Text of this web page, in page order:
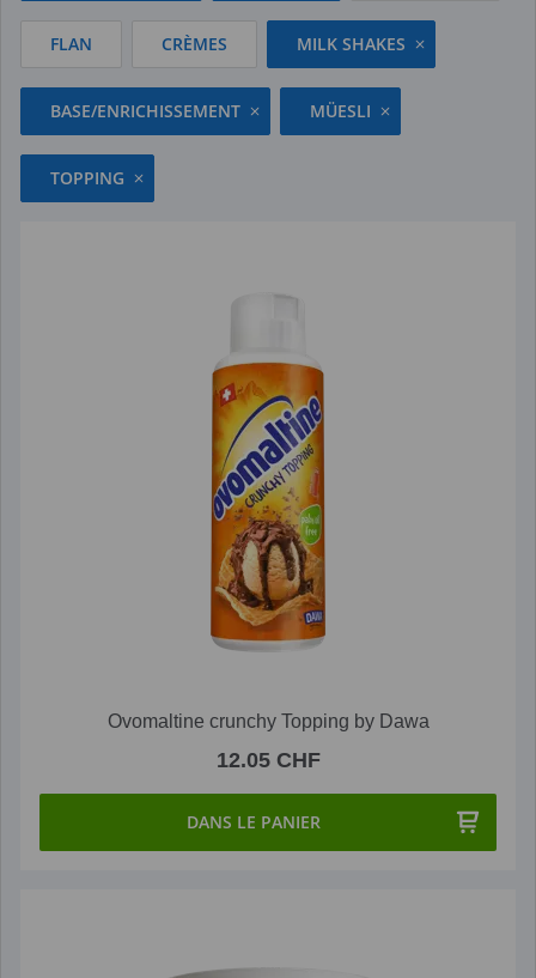
FLAN CRÈMES MILK SHAKES
BASE/ENRICHISSEMENT MÜESLI
TOPPING
Ovomaltine crunchy Topping by Dawa
12.05 CHF
DANS LE PANIER